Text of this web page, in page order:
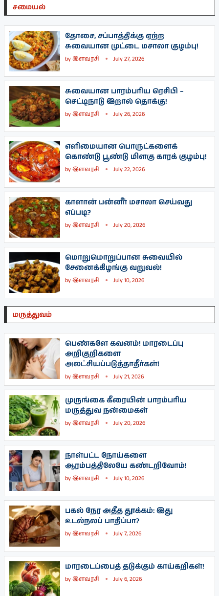
சமையல்
தோசை, சப்பாத்திக்கு ஏற்ற
சுவையான முட்டை மசாலா குழம்பு!
byஇளவரசி July 27, 2026
சுவையான பாரம்பரிய ரெசிபி –
செட்டிநாடு இறால் தொக்கு!
byஇளவரசி July 26, 2026
எளிமையான பொருட்களைக்
கொண்டு பூண்டு மிளகு காரக் குழம்பு!
byஇளவரசி July 22, 2026
காளான் பன்னீர் மசாலா செய்வது
எப்படி?
byஇளவரசி July 20, 2026
மொறுமொறுப்பான சுவையில்
சேனைக்கிழங்கு வறுவல்!
byஇளவரசி July 10, 2026
மருத்துவம்
பெண்களே கவனம்! மாரடைப்பு
அறிகுறிகளை
அலட்சியப்படுத்தாதீர்கள்!
byஇளவரசி July 21, 2026
முருங்கை கீரையின் பாரம்பரிய
மருத்துவ நன்மைகள்
byஇளவரசி July 20, 2026
நாள்பட்ட நோய்களை
ஆரம்பத்திலேயே கண்டறிவோம்!
byஇளவரசி July 10, 2026
பகல் நேர அதீத தூக்கம்: இது
உடல்நலப் பாதிப்பா?
byஇளவரசி July 7, 2026
மாரடைப்பைத் தடுக்கும் காய்கறிகள்!
byஇளவரசி July 6, 2026